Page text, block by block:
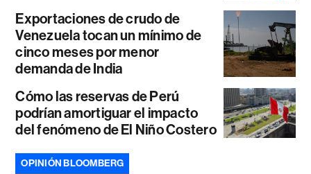
Exportaciones de crudo de
Venezuela tocan un mínimo de
cinco meses por menor
demanda de India
Cómo las reservas de Perú
podrían amortiguar el impacto
del fenómeno de El Niño Costero
OPINIÓN BLOOMBERG